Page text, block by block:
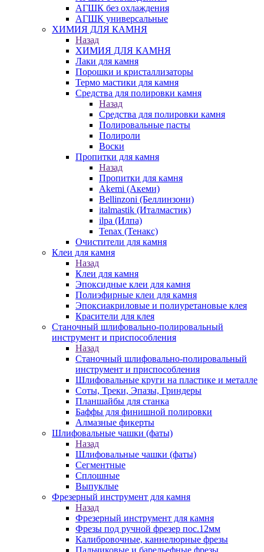
АГШК без охлаждения
АГШК универсальные
ХИМИЯ ДЛЯ КАМНЯ
Назад
ХИМИЯ ДЛЯ КАМНЯ
Лаки для камня
Порошки и кристаллизаторы
Термо мастики для камня
Средства для полировки камня
Назад
Средства для полировки камня
Полировальные пасты
Полироли
Воски
Пропитки для камня
Назад
Пропитки для камня
Akemi (Акеми)
Bellinzoni (Беллинзони)
italmastik (Италмастик)
ilpa (Илпа)
Tenax (Тенакс)
Очистители для камня
Клеи для камня
Назад
Клеи для камня
Эпоксидные клеи для камня
Полиэфирные клеи для камня
Эпоксиакриловые и полиуретановые клея
Красители для клея
Станочный шлифовально-полировальный
инструмент и приспособления
Назад
Станочный шлифовально-полировальный
инструмент и приспособления
Шлифовальные круги на пластике и металле
Соты, Треки, Эпазы, Гриндеры
Планшайбы для станка
Баффы для финишной полировки
Алмазные фикерты
Шлифовальные чашки (фаты)
Назад
Шлифовальные чашки (фаты)
Сегментные
Сплошные
Выпуклые
Фрезерный инструмент для камня
Назад
Фрезерный инструмент для камня
Фрезы под ручной фрезер пос.12мм
Калибровочные, каннелюрные фрезы
Пальчиковые и барельефные фрезы